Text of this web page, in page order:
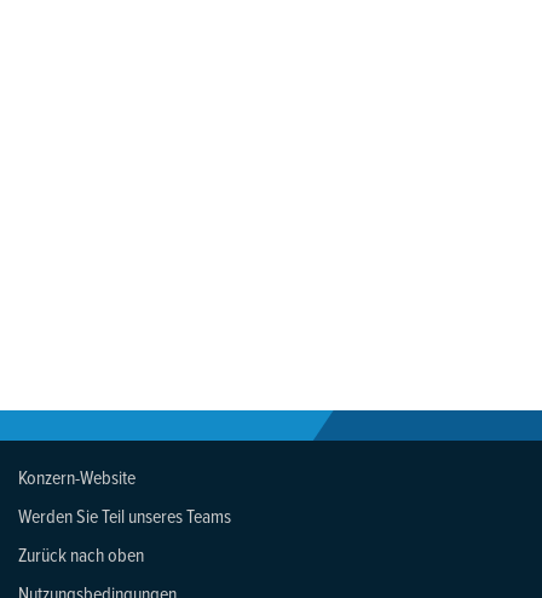
Konzern-Website
Werden Sie Teil unseres Teams
Zurück nach oben